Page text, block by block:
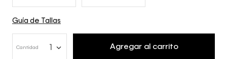
Guía de Tallas
Cantidad Agregar al carrito